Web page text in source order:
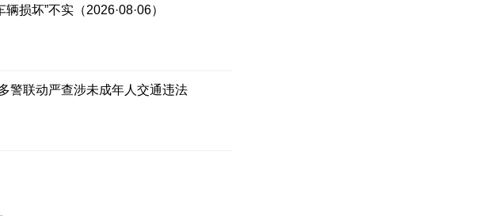
部鳞状细胞癌和脑转移瘤。然而，
怕的不是生命的终结，而是三个未
损坏”不实（2026·08·06）
警联动严查涉未成年人交通违法